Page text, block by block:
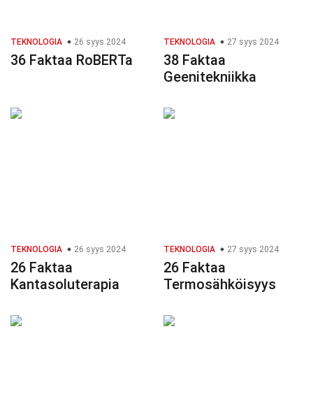
TEKNOLOGIA 26 syys 2024
36 Faktaa RoBERTa
TEKNOLOGIA 27 syys 2024
38 Faktaa
Geenitekniikka
TEKNOLOGIA 26 syys 2024
26 Faktaa
Kantasoluterapia
TEKNOLOGIA 27 syys 2024
26 Faktaa
Termosähköisyys